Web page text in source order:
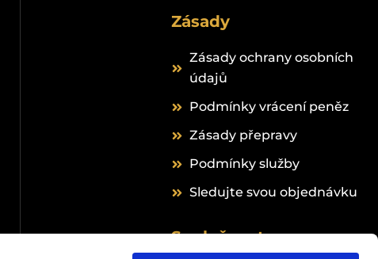
Zásady
Zásady ochrany osobních
údajů
Podmínky vrácení peněz
Zásady přepravy
Podmínky služby
Sledujte svou objednávku
Společnost